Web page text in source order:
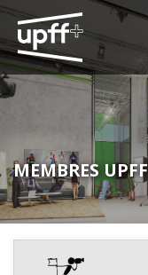
MEMBRES UPFF